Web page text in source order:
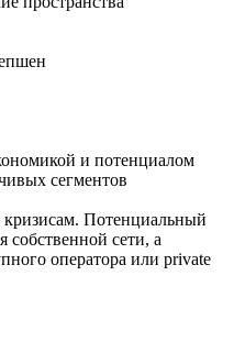
и потенциалом
сегментов
кризисам. Потенциальный
собственной сети, а
оператора или private